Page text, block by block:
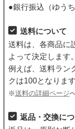
●銀行振込（ゆう
送料について
送料は、各商品に
よって決定します。
例えば、送料ラン
クは100となります
※送料の詳細ページ
返品・交換に